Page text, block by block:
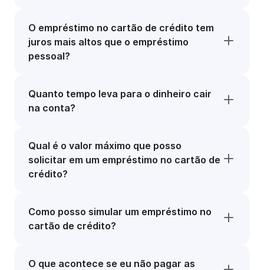
O empréstimo no cartão de crédito tem
juros mais altos que o empréstimo
pessoal?
Quanto tempo leva para o dinheiro cair
na conta?
Qual é o valor máximo que posso
solicitar em um empréstimo no cartão de
crédito?
Como posso simular um empréstimo no
cartão de crédito?
O que acontece se eu não pagar as